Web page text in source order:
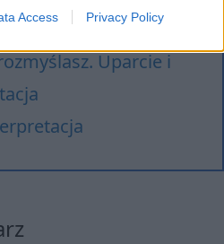
Access Privacy Policy
Jasnorzewska
Uparcie i